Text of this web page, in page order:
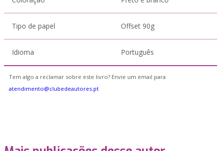
Tipo de papel Offset 90g
Idioma Português
Tem algo a reclamar sobre este livro? Envie um email para
atendimento@clubedeautores.pt